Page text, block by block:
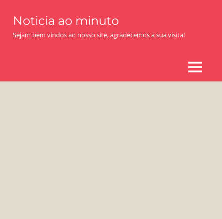
content
Noticia ao minuto
Sejam bem vindos ao nosso site, agradecemos a sua visita!
MENU